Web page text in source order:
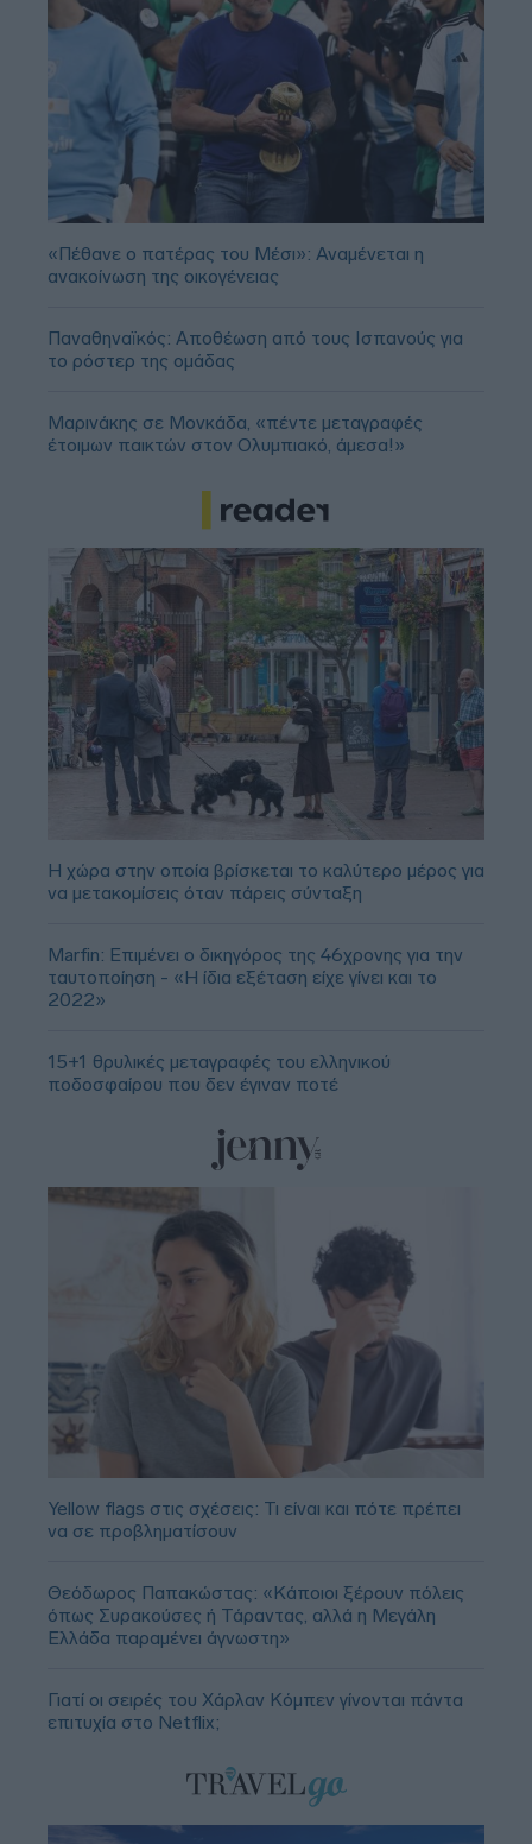
«Πέθανε ο πατέρας του Μέσι»: Αναμένεται η
ανακοίνωση της οικογένειας
Παναθηναϊκός: Αποθέωση από τους Ισπανούς για
το ρόστερ της ομάδας
Μαρινάκης σε Μονκάδα, «πέντε μεταγραφές
έτοιμων παικτών στον Ολυμπιακό, άμεσα!»
Η χώρα στην οποία βρίσκεται το καλύτερο μέρος για
να μετακομίσεις όταν πάρεις σύνταξη
Marfin: Επιμένει ο δικηγόρος της 46χρονης για την
ταυτοποίηση - «Η ίδια εξέταση είχε γίνει και το
2022»
15+1 θρυλικές μεταγραφές του ελληνικού
ποδοσφαίρου που δεν έγιναν ποτέ
Yellow flags στις σχέσεις: Τι είναι και πότε πρέπει
να σε προβληματίσουν
Θεόδωρος Παπακώστας: «Κάποιοι ξέρουν πόλεις
όπως Συρακούσες ή Τάραντας, αλλά η Μεγάλη
Ελλάδα παραμένει άγνωστη»
Γιατί οι σειρές του Χάρλαν Κόμπεν γίνονται πάντα
επιτυχία στο Netflix;